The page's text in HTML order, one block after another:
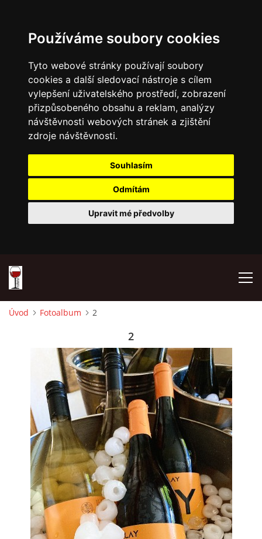
Používáme soubory cookies
Tyto webové stránky používají soubory
cookies a další sledovací nástroje s cílem
vylepšení uživatelského prostředí, zobrazení
přizpůsobeného obsahu a reklam, analýzy
návštěvnosti webových stránek a zjištění
zdroje návštěvnosti.
Souhlasím
Odmítám
Upravit mé předvolby
NAŠE SÝRY A DELIKATESY
OTEVÍRACÍ DOBA
DÁRKOVÉ POUKAZY + REZERVACE
DEGUSTACE A PIJÁNOFKOVÉ AKCE
FOTOALBUM
Úvod Fotoalbum 2
2